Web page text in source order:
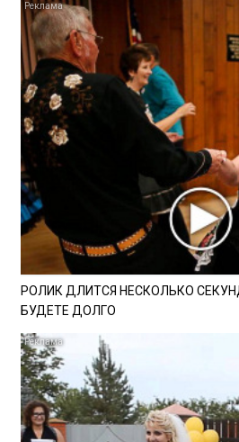
РОЛИК ДЛИТСЯ НЕСКОЛЬКО
БУДЕТЕ ДОЛГО